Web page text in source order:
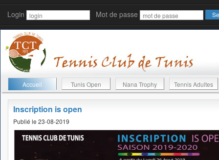
Login Mot de passe
Accueil Tunis Open Nana Trophy Tennis Adultes
Inscription is open
Publié le 23-08-2019